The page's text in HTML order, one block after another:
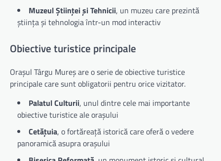
Muzeul Științei și Tehnicii, un muzeu care prezintă
știința și tehnologia într-un mod interactiv
Obiective turistice principale
Orașul Târgu Mureș are o serie de obiective turistice
principale care sunt obligatorii pentru orice vizitator.
Palatul Culturii, unul dintre cele mai importante
obiective turistice ale orașului
Cetățuia, o fortăreață istorică care oferă o vedere
panoramică asupra orașului